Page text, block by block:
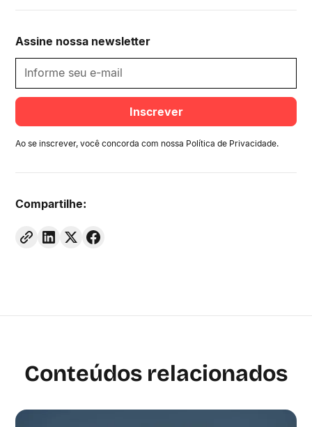
Assine nossa newsletter
Ao se inscrever, você concorda com nossa Política de Privacidade.
Compartilhe:
Conteúdos relacionados